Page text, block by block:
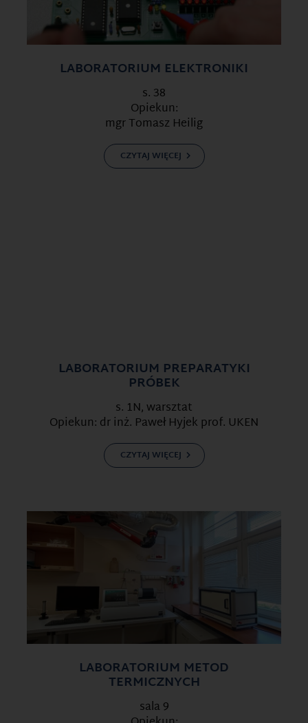
LABORATORIUM ELEKTRONIKI
s. 38
Opiekun:
mgr Tomasz Heilig
CZYTAJ WIĘCEJ
LABORATORIUM PREPARATYKI
PRÓBEK
s. 1N, warsztat
Opiekun: dr inż. Paweł Hyjek prof. UKEN
CZYTAJ WIĘCEJ
LABORATORIUM METOD
TERMICZNYCH
sala 9